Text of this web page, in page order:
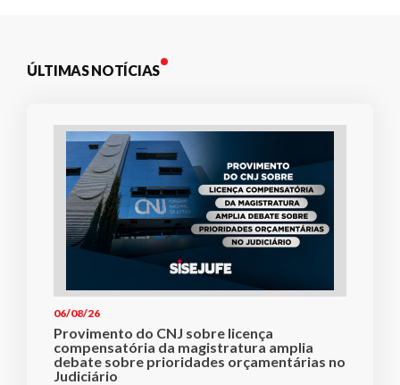
ÚLTIMAS NOTÍCIAS
06/08/26
Provimento do CNJ sobre licença
compensatória da magistratura amplia
debate sobre prioridades orçamentárias no
Judiciário